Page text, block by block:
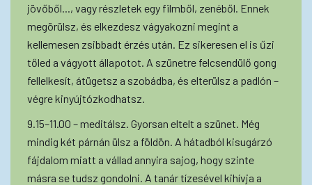
jövőből..., vagy részletek egy filmből, zenéből. Ennek
megörülsz, és elkezdesz vágyakozni megint a
kellemesen zsibbadt érzés után. Ez sikeresen el is űzi
tőled a vágyott állapotot. A szünetre felcsendülő gong
fellelkesít, átügetsz a szobádba, és elterülsz a padlón –
végre kinyújtózkodhatsz.
9.15–11.00 – meditálsz. Gyorsan eltelt a szünet. Még
mindig két párnán ülsz a földön. A hátadból kisugárzó
fájdalom miatt a vállad annyira sajog, hogy szinte
másra se tudsz gondolni. A tanár tízesével kihívja a